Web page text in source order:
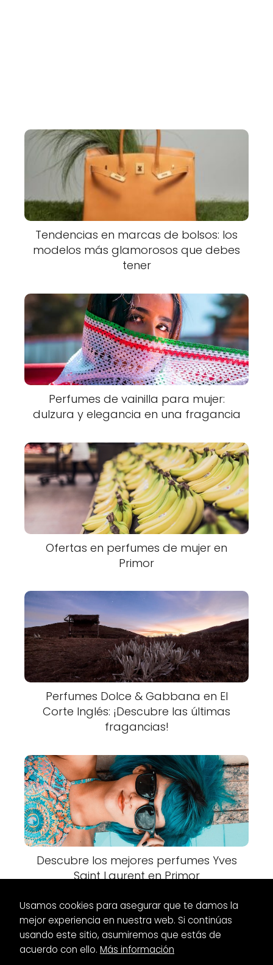
Tendencias en marcas de bolsos: los
modelos más glamorosos que debes
tener
Perfumes de vainilla para mujer:
dulzura y elegancia en una fragancia
Ofertas en perfumes de mujer en
Primor
Perfumes Dolce & Gabbana en El
Corte Inglés: ¡Descubre las últimas
fragancias!
Descubre los mejores perfumes Yves
Saint Laurent en Primor
Maquillaje Fijador de maquillaje hidratante:
Usamos cookies para asegurar que te damos la
mejor experiencia en nuestra web. Si continúas
usando este sitio, asumiremos que estás de
acuerdo con ello. Más información